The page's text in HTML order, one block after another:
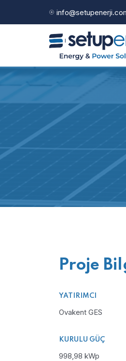
Proje
YATIRIMCI
Ovakent GES
KURULU GÜÇ
998,98 kWp